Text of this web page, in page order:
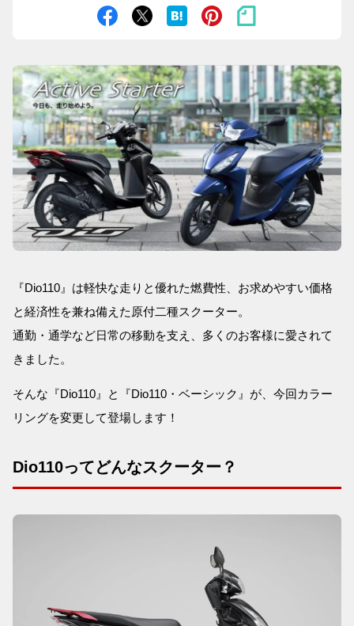
『Dio110』は軽快な走りと優れた燃費性、お求めやすい価格
と経済性を兼ね備えた原付二種スクーター。
通勤・通学など日常の移動を支え、多くのお客様に愛されて
きました。
そんな『Dio110』と『Dio110・ベーシック』が、今回カラー
リングを変更して登場します！
Dio110ってどんなスクーター？